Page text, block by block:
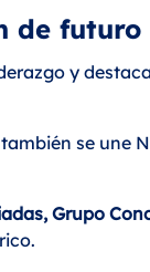
de futuro
y
se une
Grupo